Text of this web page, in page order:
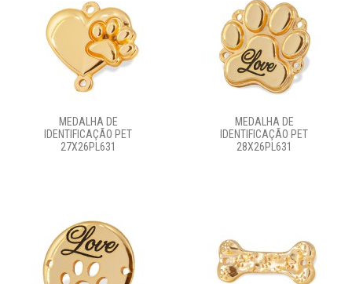
MEDALHA DE
IDENTIFICAÇÃO PET
27X26PL631
MEDALHA DE
IDENTIFICAÇÃO PET
28X26PL631